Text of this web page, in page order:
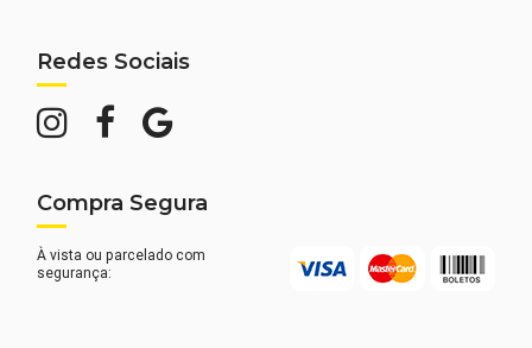
Redes Sociais
Compra Segura
À vista ou parcelado com
segurança: